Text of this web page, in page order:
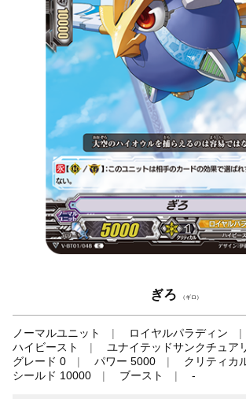
ぎろ （ギロ）
ノーマルユニット
ロイヤルパラディン
ハイビースト
ユナイテッドサンクチュア
グレード 0
パワー 5000
クリティカ
シールド 10000
ブースト -